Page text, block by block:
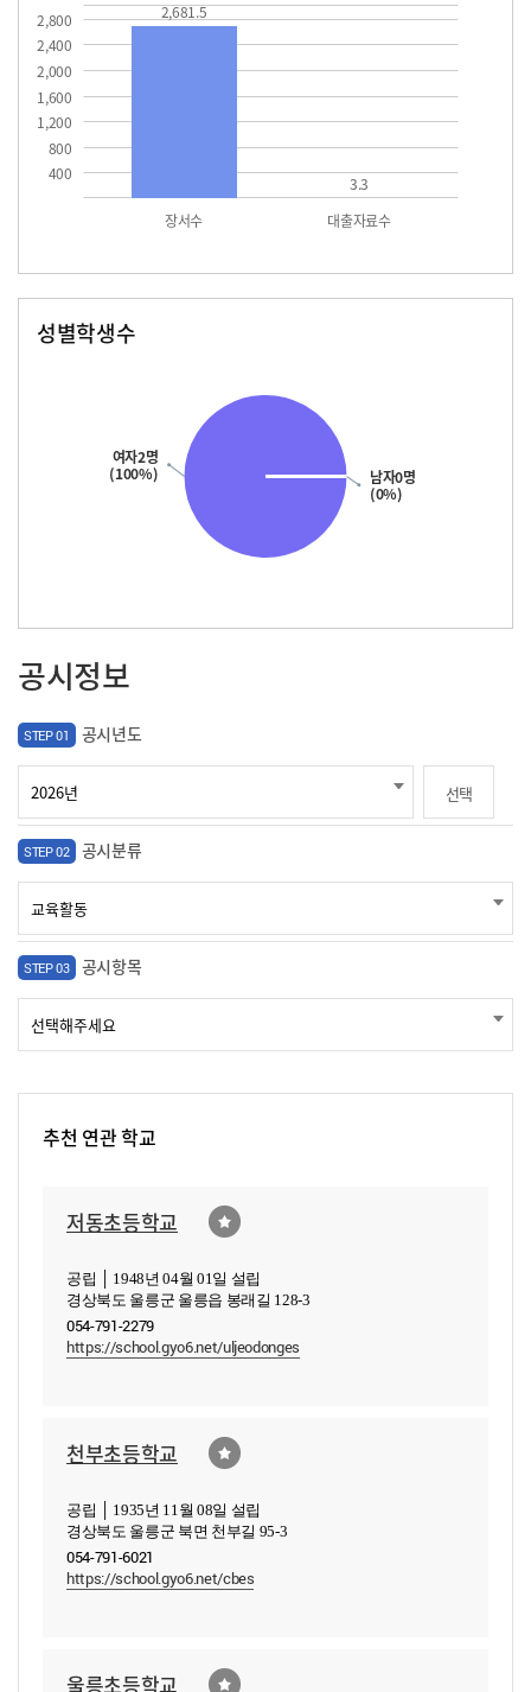
400
800
1,200
1,600
2,000
2,400
2,800
장서수 대출자료수
2,681.5
3.3
성별학생수
남자0명
(0%)
여자2명
(100%)
공시정보
STEP 01 공시년도
선택
STEP 02 공시분류
STEP 03 공시항목
추천 연관 학교
저동초등학교
공립 │ 1948년 04월 01일 설립
경상북도 울릉군 울릉읍 봉래길 128-3
054-791-2279
https://school.gyo6.net/uljeodonges
천부초등학교
공립 │ 1935년 11월 08일 설립
경상북도 울릉군 북면 천부길 95-3
054-791-6021
https://school.gyo6.net/cbes
울릉초등학교